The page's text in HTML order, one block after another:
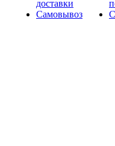
доставки
Самовывоз